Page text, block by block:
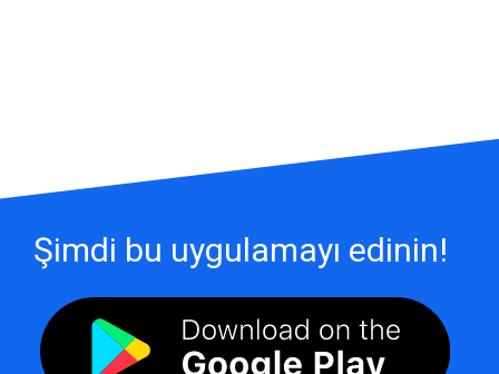
Şimdi bu uygulamayı edinin!